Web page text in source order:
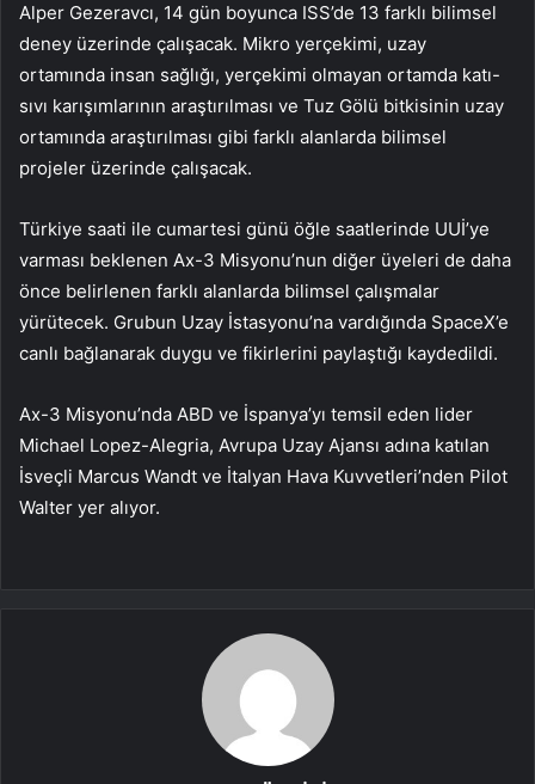
Alper Gezeravcı, 14 gün boyunca ISS’de 13 farklı bilimsel
deney üzerinde çalışacak. Mikro yerçekimi, uzay
ortamında insan sağlığı, yerçekimi olmayan ortamda katı-
sıvı karışımlarının araştırılması ve Tuz Gölü bitkisinin uzay
ortamında araştırılması gibi farklı alanlarda bilimsel
projeler üzerinde çalışacak.
Türkiye saati ile cumartesi günü öğle saatlerinde UUİ’ye
varması beklenen Ax-3 Misyonu’nun diğer üyeleri de daha
önce belirlenen farklı alanlarda bilimsel çalışmalar
yürütecek. Grubun Uzay İstasyonu’na vardığında SpaceX’e
canlı bağlanarak duygu ve fikirlerini paylaştığı kaydedildi.
Ax-3 Misyonu’nda ABD ve İspanya’yı temsil eden lider
Michael Lopez-Alegria, Avrupa Uzay Ajansı adına katılan
İsveçli Marcus Wandt ve İtalyan Hava Kuvvetleri’nden Pilot
Walter yer alıyor.